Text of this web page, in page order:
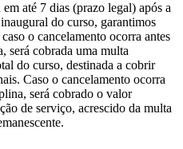
até 7 dias (prazo legal) após a
do curso, garantimos
o cancelamento ocorra antes
será cobrada uma multa
do curso, destinada a cobrir
Caso o cancelamento ocorra
será cobrado o valor
de serviço, acrescido da multa